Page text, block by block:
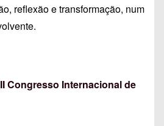
reflexão e transformação, num
Congresso Internacional de